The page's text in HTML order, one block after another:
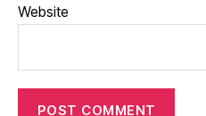
Website